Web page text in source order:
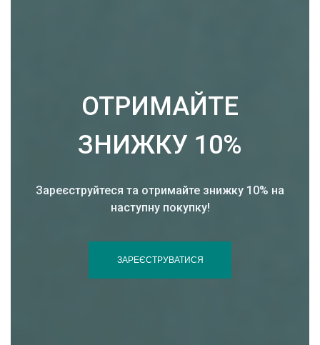
ОТРИМАЙТЕ
ЗНИЖКУ 10%
Зареєструйтеся та отримайте знижку 10% на
наступну покупку!
ЗАРЕЄСТРУВАТИСЯ